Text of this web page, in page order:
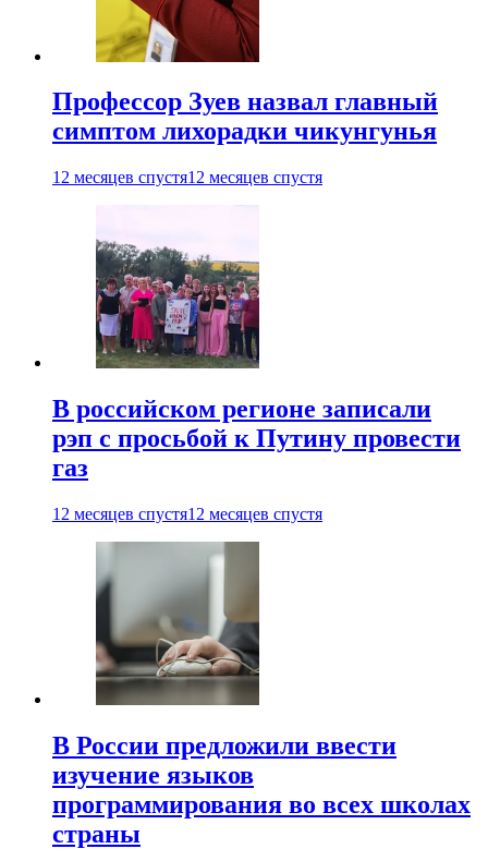
Профессор Зуев назвал главный
симптом лихорадки чикунгунья
12 месяцев спустя12 месяцев спустя
В российском регионе записали
рэп с просьбой к Путину провести
газ
12 месяцев спустя12 месяцев спустя
В России предложили ввести
изучение языков
программирования во всех школах
страны